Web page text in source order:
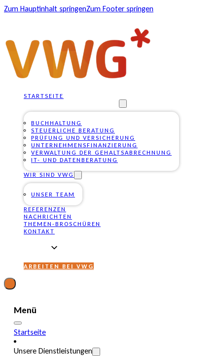
Zum Hauptinhalt springenZum Footer springen
STARTSEITE
BUCHHALTUNG
STEUERLICHE BERATUNG
PRÜFUNG UND VERSICHERUNG
UNTERNEHMENSFINANZIERUNG
VERWALTUNG DER GEHALTSABRECHNUNG
IT- UND DATENBERATUNG
WIR SIND VWG
UNSER TEAM
REFERENZEN
NACHRICHTEN
THEMEN-BROSCHÜREN
KONTAKT
ARBEITEN BEI VWG
Menü
Startseite
Unsere Dienstleistungen